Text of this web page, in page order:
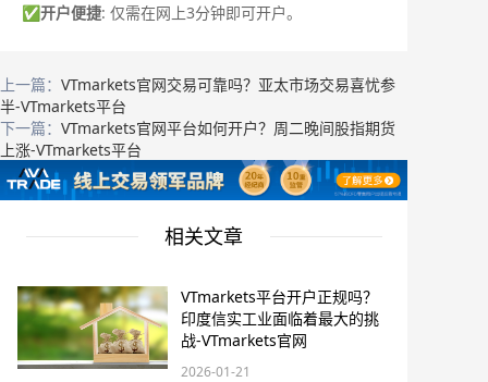
✅开户便捷: 仅需在网上3分钟即可开户。
上一篇： VTmarkets官网交易可靠吗？亚太市场交易喜忧参
半-VTmarkets平台
下一篇： VTmarkets官网平台如何开户？周二晚间股指期货
上涨-VTmarkets平台
相关文章
VTmarkets平台开户正规吗？
印度信实工业面临着最大的挑
战-VTmarkets官网
2026-01-21